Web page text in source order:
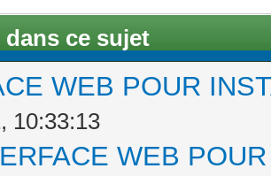
dans ce sujet
WEB POUR
10:33:13
WEB